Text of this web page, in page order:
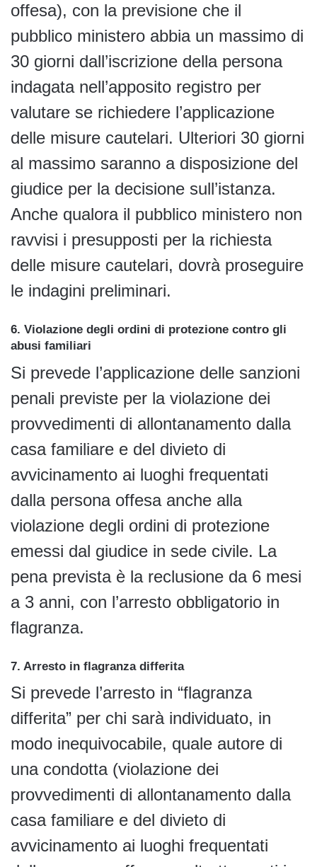
offesa), con la previsione che il
pubblico ministero abbia un massimo di
30 giorni dall’iscrizione della persona
indagata nell’apposito registro per
valutare se richiedere l’applicazione
delle misure cautelari. Ulteriori 30 giorni
al massimo saranno a disposizione del
giudice per la decisione sull’istanza.
Anche qualora il pubblico ministero non
ravvisi i presupposti per la richiesta
delle misure cautelari, dovrà proseguire
le indagini preliminari.
6. Violazione degli ordini di protezione contro gli
abusi familiari
Si prevede l’applicazione delle sanzioni
penali previste per la violazione dei
provvedimenti di allontanamento dalla
casa familiare e del divieto di
avvicinamento ai luoghi frequentati
dalla persona offesa anche alla
violazione degli ordini di protezione
emessi dal giudice in sede civile. La
pena prevista è la reclusione da 6 mesi
a 3 anni, con l’arresto obbligatorio in
flagranza.
7. Arresto in flagranza differita
Si prevede l’arresto in “flagranza
differita” per chi sarà individuato, in
modo inequivocabile, quale autore di
una condotta (violazione dei
provvedimenti di allontanamento dalla
casa familiare e del divieto di
avvicinamento ai luoghi frequentati